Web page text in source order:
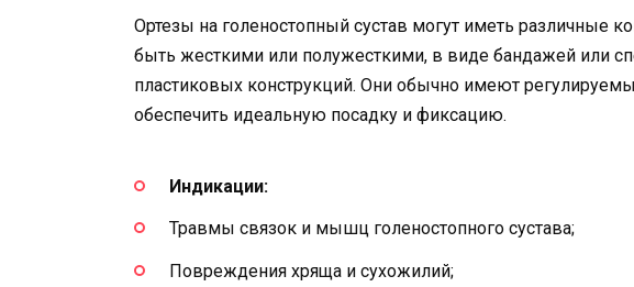
Ортезы на голеностопный сустав могут иметь различные
быть жесткими или полужесткими, в виде бандажей или
пластиковых конструкций. Они обычно имеют
обеспечить идеальную посадку и фиксацию.
Индикации:
Травмы связок и мышц голеностопного сустава;
Повреждения хряща и сухожилий;